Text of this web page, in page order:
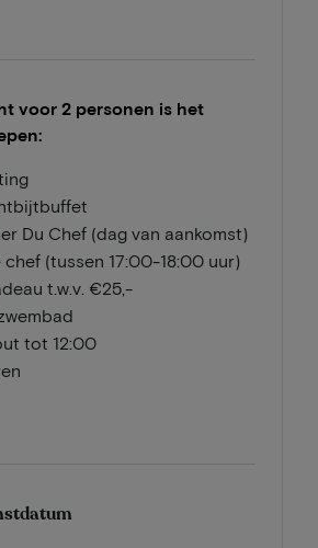
voor 2 personen is het
Du Chef (dag van aankomst)
chef (tussen 17:00-18:00 uur)
t.w.v. €25,-
tot 12:00